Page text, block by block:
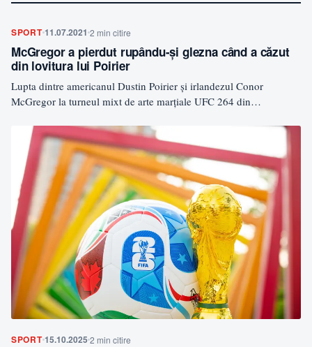
SPORT11.07.2021 2 min citire
McGregor a pierdut rupându-și glezna când a căzut
din lovitura lui Poirier
Lupta dintre americanul Dustin Poirier și irlandezul Conor
McGregor la turneul mixt de arte marțiale UFC 264 din…
SPORT15.10.2025 2 min citire